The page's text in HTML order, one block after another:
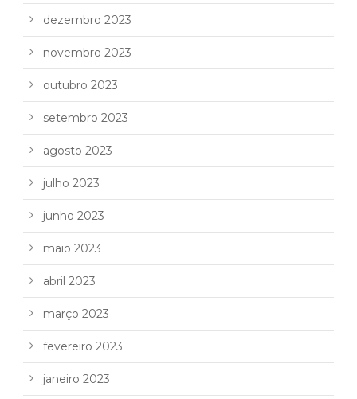
dezembro 2023
novembro 2023
outubro 2023
setembro 2023
agosto 2023
julho 2023
junho 2023
maio 2023
abril 2023
março 2023
fevereiro 2023
janeiro 2023